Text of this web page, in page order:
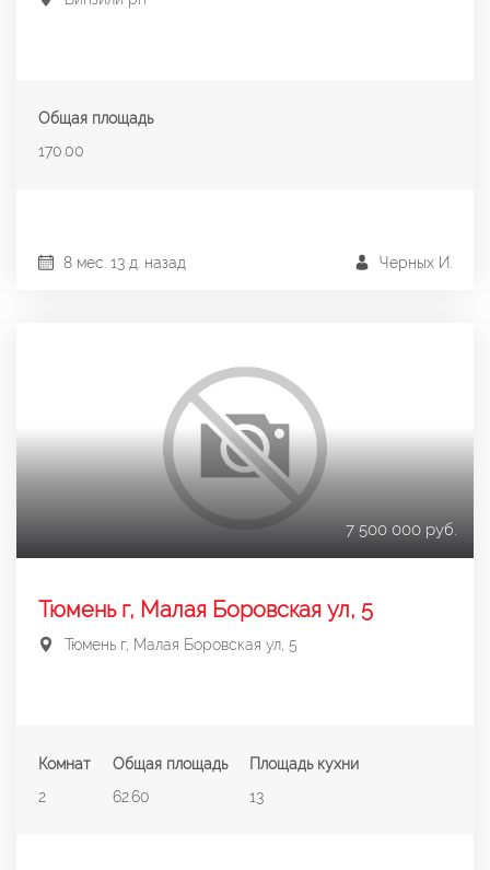
Общая площадь
170.00
Черных И.
8 мес. 13 д. назад
7 500 000 руб.
Тюмень г, Малая Боровская ул, 5
Тюмень г, Малая Боровская ул, 5
Комнат
2
Общая площадь
62.60
Площадь кухни
13